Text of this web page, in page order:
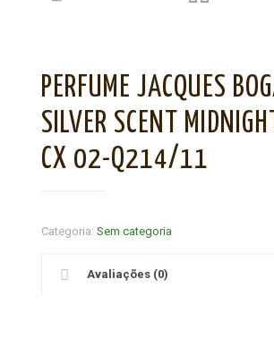
PERFUME JACQUES
SILVER SCENT
CX 02-Q214/11
Categoria:Sem categoria
Avaliações (0)